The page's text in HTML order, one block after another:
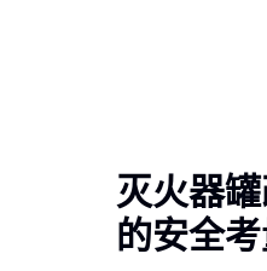
灭火器
的安全考